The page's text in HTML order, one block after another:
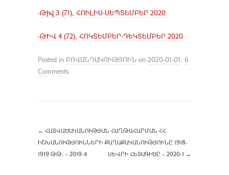
-Թիվ 3 (71), ՀՈՒԼԻՍ-ՍԵՊՏԵՄԲԵՐ 2020
-ԹԻՎ 4 (72), ՀՈԿՏԵՄԲԵՐ-ԴԵԿՏԵՄԲԵՐ 2020
Posted in ԲՈՎԱՆԴԱԿՈՒԹՅՈՒՆ on 2020-01-01. 6
Comments
← ՀԱՏՎԱԾԱԿԱՆՈՒԹՅԱՆ ՀԱՂԹԱՀԱՐՄԱՆ ՀՀ
ԻՇԽԱՆՈՒԹՅՈՒՆՆԵՐԻ ՔԱՂԱՔԱԿԱՆՈՒԹՅՈՒՆԸ 1918-
1919 ԹԹ. – 2019-4
ՍԵՎՐԻ ՀԵՏԱԳԻԾԸ – 2020-1 →